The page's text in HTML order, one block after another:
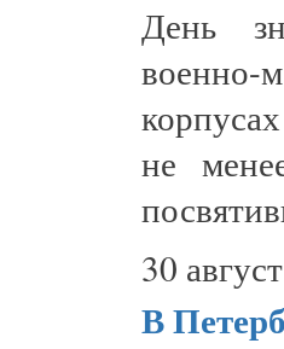
День
не
30
В